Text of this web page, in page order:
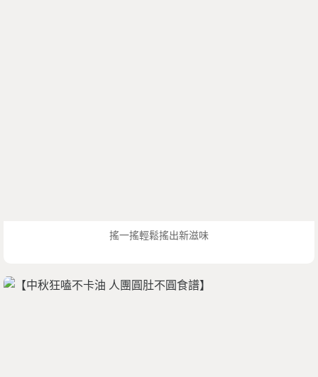
搖一搖輕鬆搖出新滋味